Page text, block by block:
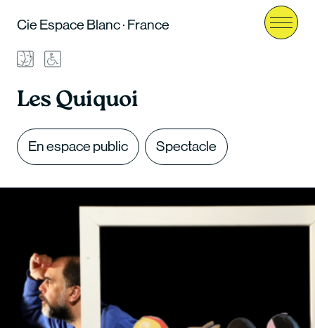
Menu
Cie Espace Blanc · France
Les Quiquoi
En espace public Spectacle